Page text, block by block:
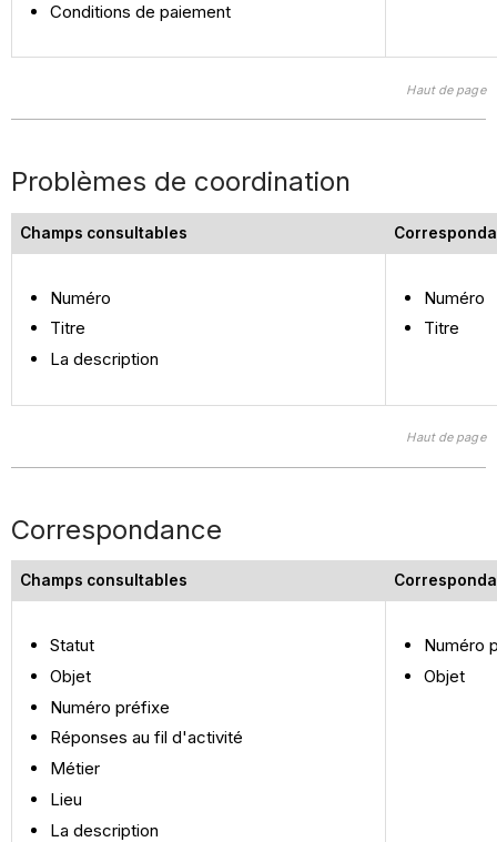
Conditions de paiement
Haut de page
Problèmes de coordination
Champs consultables
Numéro
Titre
La description
Numéro
Titre
Haut de page
Correspondance
Champs consultables
Statut
Objet
Numéro préfixe
Réponses au fil d'activité
Métier
Lieu
La description
Numéro
Objet